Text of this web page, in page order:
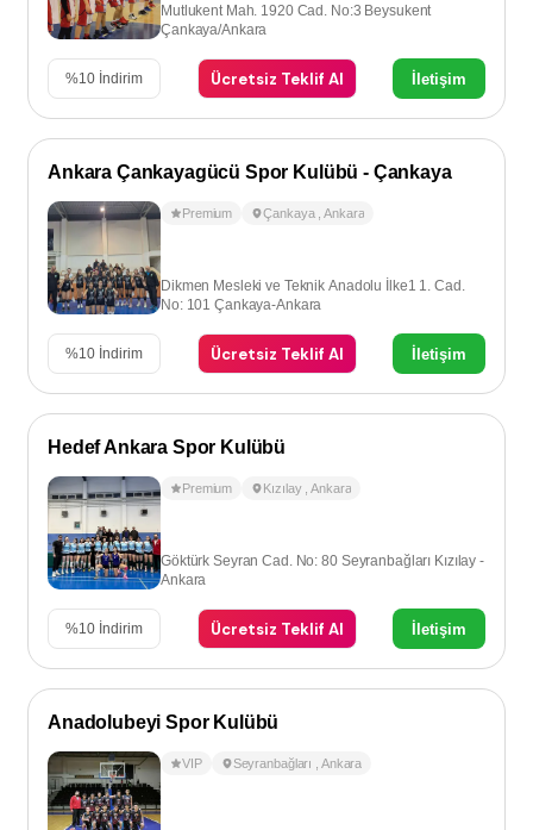
Mutlukent Mah. 1920 Cad. No:3 Beysukent
Çankaya/Ankara
%10 İndirim Ücretsiz Teklif Al İletişim
Ankara Çankayagücü Spor Kulübü - Çankaya
Premium Çankaya ,Ankara
Dikmen Mesleki ve Teknik Anadolu İlke1 1. Cad.
No: 101 Çankaya-Ankara
%10 İndirim Ücretsiz Teklif Al İletişim
Hedef Ankara Spor Kulübü
Premium Kızılay ,Ankara
Göktürk Seyran Cad. No: 80 Seyranbağları Kızılay -
Ankara
%10 İndirim Ücretsiz Teklif Al İletişim
Anadolubeyi Spor Kulübü
VIP Seyranbağları Ankara